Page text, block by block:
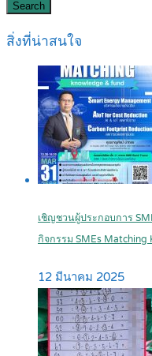
Search
สิ่งที่น่าสนใจ
เชิญชวนผู้ประกอบการ
กิจกรรม SMEs Matching
12 มีนาคม 2025